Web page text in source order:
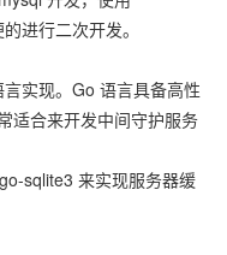
进行二次开发。
实现。Go 语言具备高性
适合来开发中间守护服务
sqlite3 来实现服务器缓